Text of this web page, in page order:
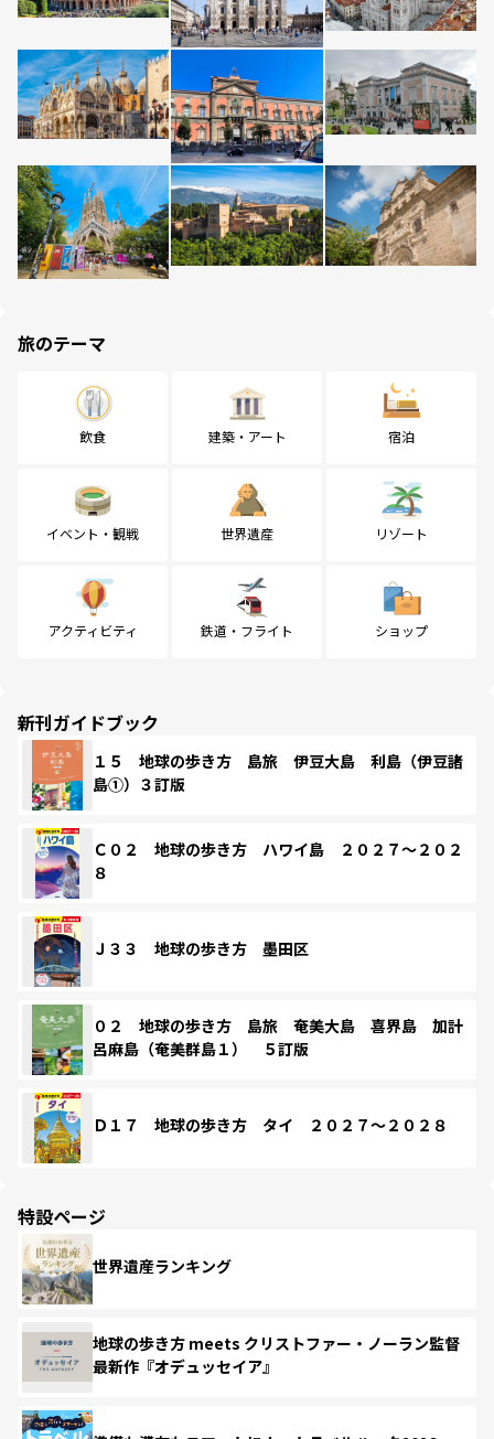
旅のテーマ
飲食 建築・アート 宿泊
イベント・観戦 世界遺産 リゾート
アクティビティ 鉄道・フライト ショップ
新刊ガイドブック
１５ 地球の歩き方 島旅 伊豆大島 利島（伊豆諸
島①）３訂版
Ｃ０２ 地球の歩き方 ハワイ島 ２０２７～２０２
８
Ｊ３３ 地球の歩き方 墨田区
０２ 地球の歩き方 島旅 奄美大島 喜界島 加計
呂麻島（奄美群島１） ５訂版
Ｄ１７ 地球の歩き方 タイ ２０２７～２０２８
特設ページ
世界遺産ランキング
地球の歩き方 meets クリストファー・ノーラン監督
最新作『オデュッセイア』